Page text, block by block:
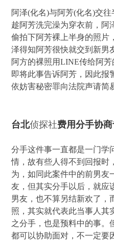
阿泽(化名)与阿芳(化名)交
趁阿芳洗完澡为穿衣前，阿
偷拍下阿芳裸上半身的照片
泽得知阿芳很快就交到新男
阿方的裸照用LINE传给阿
即将此事告诉阿芳，因此报
依妨害秘密罪向法院声请简
台北侦探社费用分手协
分手这件事一直都是一门学
情，故有些人得不到回报时
为，如同此案件中的前男友
友，但其实分手以后，就应
男友，也不算另结新欢了，
照，其实就代表此当事人其
之分手，也是预料中的事。
都可以协助面对，不一定要